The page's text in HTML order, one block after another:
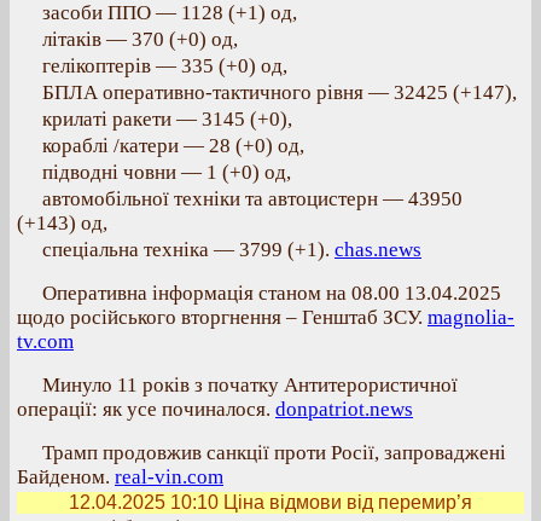
засоби ППО — 1128 (+1) од,
літаків — 370 (+0) од,
гелікоптерів — 335 (+0) од,
БПЛА оперативно-тактичного рівня — 32425 (+147),
крилаті ракети — 3145 (+0),
кораблі /катери — 28 (+0) од,
підводні човни — 1 (+0) од,
автомобільної техніки та автоцистерн — 43950
(+143) од,
спеціальна техніка — 3799 (+1). chas.news
Оперативна інформація станом на 08.00 13.04.2025
щодо російського вторгнення – Генштаб ЗСУ. magnolia-
tv.com
Минуло 11 років з початку Антитерористичної
операції: як усе починалося. donpatriot.news
Трамп продовжив санкції проти Росії, запроваджені
Байденом. real-vin.com
12.04.2025 10:10 Ціна відмови від перемир’я